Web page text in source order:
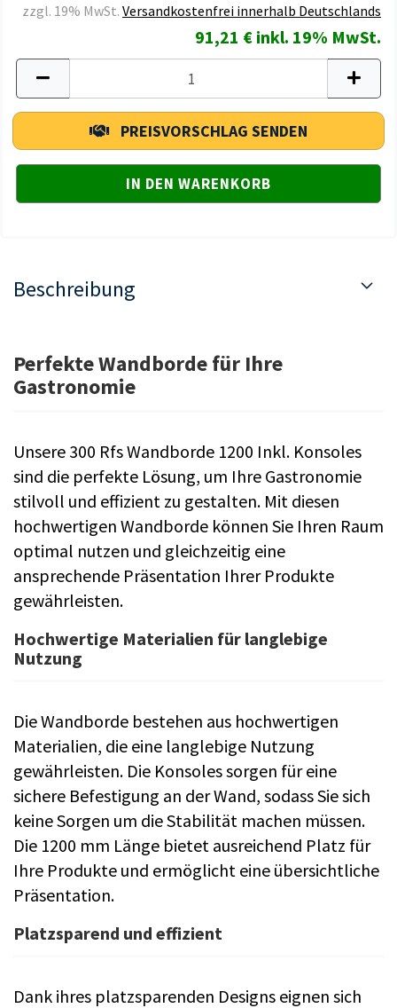
zzgl. 19% MwSt. Versandkostenfrei innerhalb Deutschlands
91,21 € inkl. 19% MwSt.
PREISVORSCHLAG SENDEN
Beschreibung
Perfekte Wandborde für Ihre
Gastronomie
Unsere 300 Rfs Wandborde 1200 Inkl. Konsoles
sind die perfekte Lösung, um Ihre Gastronomie
stilvoll und effizient zu gestalten. Mit diesen
hochwertigen Wandborde können Sie Ihren Raum
optimal nutzen und gleichzeitig eine
ansprechende Präsentation Ihrer Produkte
gewährleisten.
Hochwertige Materialien für langlebige
Nutzung
Die Wandborde bestehen aus hochwertigen
Materialien, die eine langlebige Nutzung
gewährleisten. Die Konsoles sorgen für eine
sichere Befestigung an der Wand, sodass Sie sich
keine Sorgen um die Stabilität machen müssen.
Die 1200 mm Länge bietet ausreichend Platz für
Ihre Produkte und ermöglicht eine übersichtliche
Präsentation.
Platzsparend und effizient
Dank ihres platzsparenden Designs eignen sich